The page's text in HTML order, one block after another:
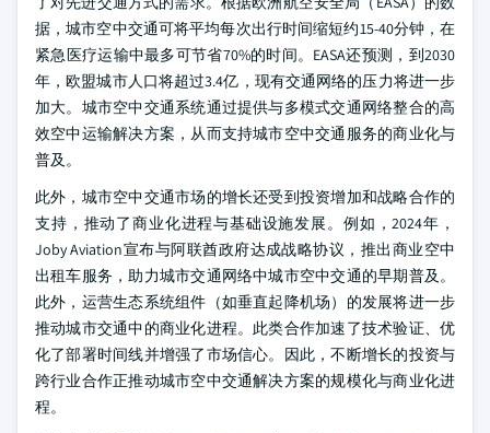
据，城市空中交通可将平均每次出行时间缩短约15-40分钟，在
紧急医疗运输中最多可节省70%的时间。EASA还预测，到2030
年，欧盟城市人口将超过3.4亿，现有交通网络的压力将进一步
加大。城市空中交通系统通过提供与多模式交通网络整合的高
效空中运输解决方案，从而支持城市空中交通服务的商业化与
普及。
此外，城市空中交通市场的增长还受到投资增加和战略合作的
支持，推动了商业化进程与基础设施发展。例如，2024年，
Joby Aviation宣布与阿联酋政府达成战略协议，推出商业空中
出租车服务，助力城市交通网络中城市空中交通的早期普及。
此外，运营生态系统组件（如垂直起降机场）的发展将进一步
推动城市交通中的商业化进程。此类合作加速了技术验证、优
化了部署时间线并增强了市场信心。因此，不断增长的投资与
跨行业合作正推动城市空中交通解决方案的规模化与商业化进
程。